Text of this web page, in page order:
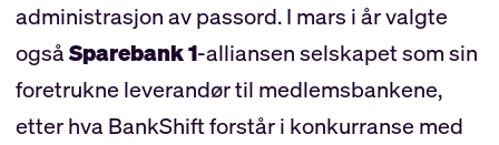
administrasjon av passord. I mars i år valgte
ogsåSparebank 1-alliansen selskapet som sin
foretrukne leverandør til medlemsbankene,
etter hva BankShift forstår i konkurranse med